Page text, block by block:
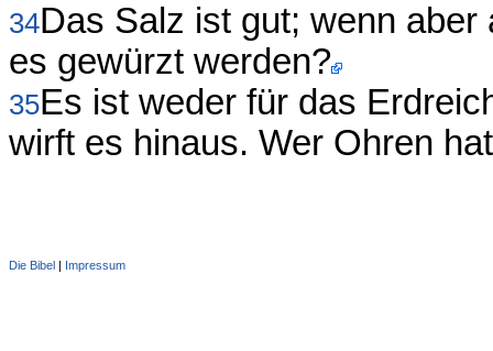
34Das Salz ist gut; wenn
es gewürzt werden?
35Es ist weder für das
wirft es hinaus. Wer Ohren
Die Bibel Impressum